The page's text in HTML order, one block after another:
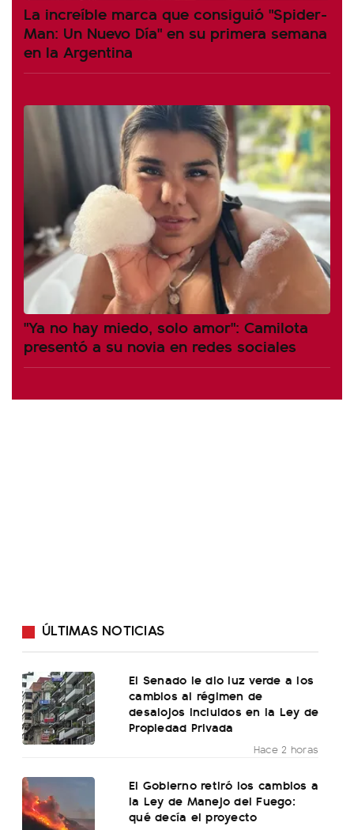
La increíble marca que consiguió "Spider-
Man: Un Nuevo Día" en su primera semana
en la Argentina
"Ya no hay miedo, solo amor": Camilota
presentó a su novia en redes sociales
ÚLTIMAS NOTICIAS
El Senado le dio luz verde a los
cambios al régimen de
desalojos incluidos en la Ley de
Propiedad Privada
Hace 2 horas
El Gobierno retiró los cambios a
la Ley de Manejo del Fuego:
qué decía el proyecto